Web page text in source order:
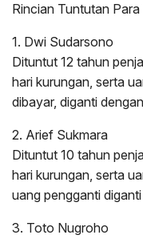
Rincian Tuntutan
1. Dwi Sudarsono
Dituntut 12 tahun
hari kurungan, serta
dibayar, diganti
2. Arief Sukmara
Dituntut 10 tahun
hari kurungan, serta
uang pengganti
3. Toto Nugroho